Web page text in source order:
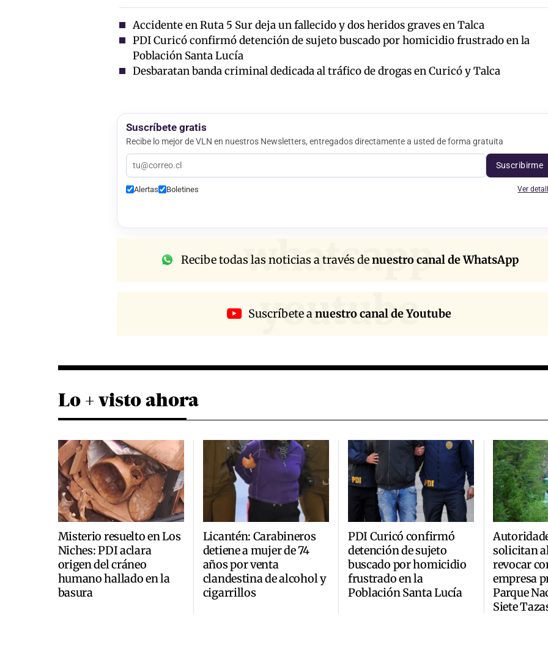
Accidente en Ruta 5 Sur deja un fallecido y dos heridos graves en Talca
PDI Curicó confirmó detención de sujeto buscado por homicidio frustrado en la
Población Santa Lucía
Desbaratan banda criminal dedicada al tráfico de drogas en Curicó y Talca
Suscríbete gratis
Recibe lo mejor de VLN en nuestros Newsletters, entregados directamente a usted de forma gratuita
Suscribirme
Alertas Boletines Ver
whatsapp
Recibe todas las noticias a través denuestro canal de WhatsApp
youtube
Suscríbete anuestro canal de Youtube
Lo + visto ahora
Misterio resuelto en Los
Niches: PDI aclara
origen del cráneo
humano hallado en la
basura
Licantén: Carabineros
detiene a mujer de 74
años por venta
clandestina de alcohol y
cigarrillos
PDI Curicó confirmó
detención de sujeto
buscado por homicidio
frustrado en la
Población Santa Lucía
solicitan
revocar
empresa
Parque
Siete